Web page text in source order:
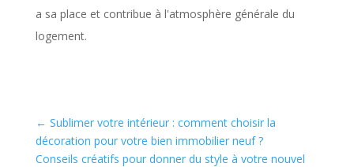
a sa place et contribue à l'atmosphère générale du
logement.
← Sublimer votre intérieur : comment choisir la
décoration pour votre bien immobilier neuf ?
Conseils créatifs pour donner du style à votre nouvel